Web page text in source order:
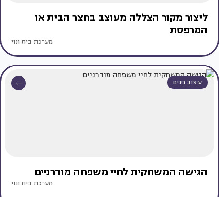
ליצור מקור הצללה מעוצב בחצר הבית או
המרפסת
מערכת בית ונוי
עיצוב פנים
הגישה המשחקית לחיי משפחה מודרניים
מערכת בית ונוי